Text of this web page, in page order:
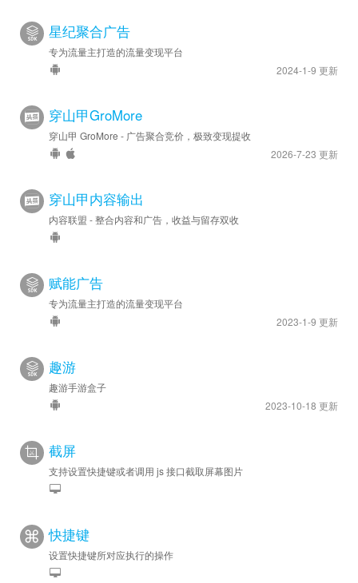
星纪聚合广告
专为流量主打造的流量变现平台
2024-1-9 更新
穿山甲GroMore
穿山甲 GroMore - 广告聚合竞价，极致变现提收
2026-7-23 更新
穿山甲内容输出
内容联盟 - 整合内容和广告，收益与留存双收
赋能广告
专为流量主打造的流量变现平台
2023-1-9 更新
趣游
趣游手游盒子
2023-10-18 更新
截屏
支持设置快捷键或者调用 js 接口截取屏幕图片
快捷键
设置快捷键所对应执行的操作